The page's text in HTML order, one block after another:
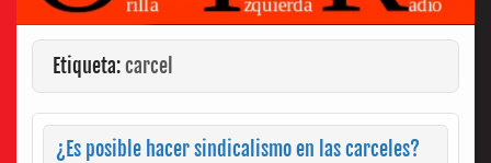
Etiqueta:carcel
¿Es posible hacer sindicalismo en las carceles?